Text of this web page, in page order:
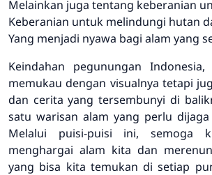
Melainkan juga tentang keberanian
Keberanian untuk melindungi hutan
Yang menjadi nyawa bagi alam yang
Keindahan pegunungan
memukau dengan visualnya tetapi
dan cerita yang tersembunyi di
satu warisan alam yang perlu
Melalui puisi-puisi ini, semoga
menghargai alam kita dan
yang bisa kita temukan di setiap